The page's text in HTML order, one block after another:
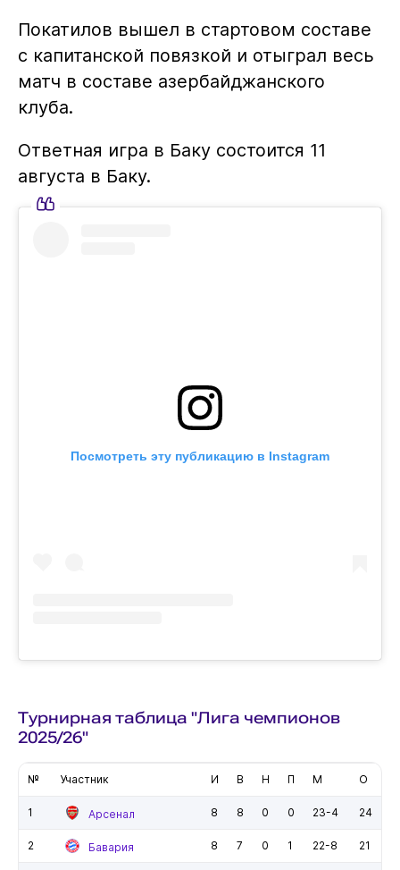
Покатилов вышел в стартовом составе
с капитанской повязкой и отыграл весь
матч в составе азербайджанского
клуба.
Ответная игра в Баку состоится 11
августа в Баку.
Посмотреть эту публикацию в Instagram
Турнирная таблица "Лига чемпионов
2025/26"
№ Участник И В Н П М О
1 Арсенал 8 8 0 0 23-4 24
2 Бавария 8 7 0 1 22-8 21